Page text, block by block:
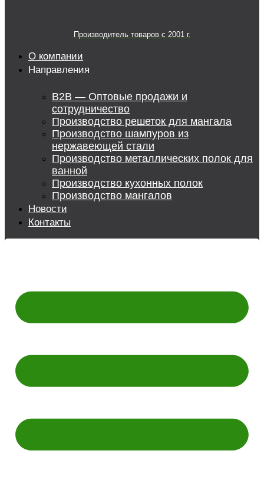
Производитель товаров c 2001 г.
О компании
Направления
B2B — Оптовые продажи и
сотрудничество
Производство решеток для мангала
Производство шампуров из
нержавеющей стали
Производство металлических полок для
ванной
Производство кухонных полок
Производство мангалов
Новости
Контакты